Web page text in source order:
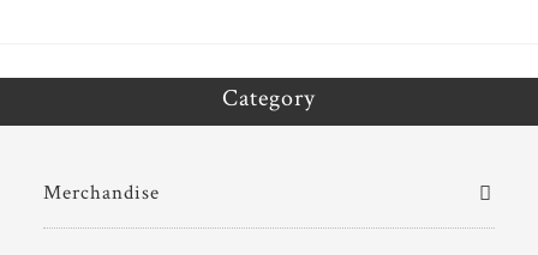
Category
Merchandise